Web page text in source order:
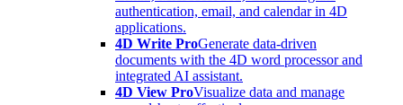
authentication, email, and calendar in 4D
applications.
4D Write ProGenerate data-driven
documents with the 4D word processor and
integrated AI assistant.
4D View ProVisualize data and manage